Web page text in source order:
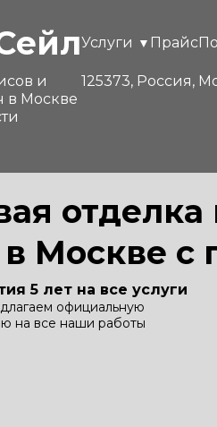
Услуги Прайс
и
в Москве
125373, Россия,
Москве с
5 лет на все услуги
официальную
на все наши работы